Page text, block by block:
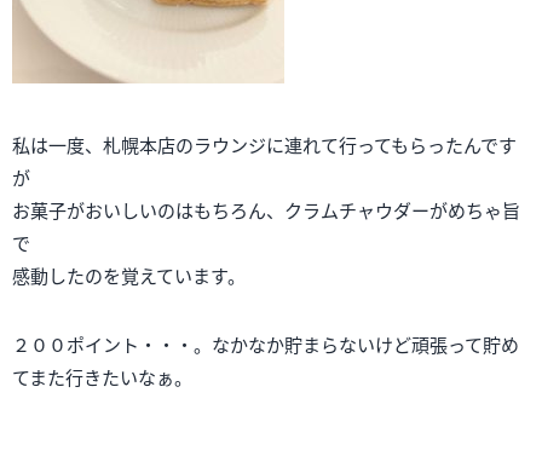
私は一度、札幌本店のラウンジに連れて行ってもらったんです
が
お菓子がおいしいのはもちろん、クラムチャウダーがめちゃ旨
で
感動したのを覚えています。
２００ポイント・・・。なかなか貯まらないけど頑張って貯め
てまた行きたいなぁ。